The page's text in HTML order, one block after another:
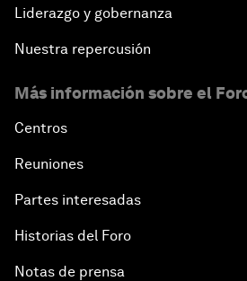
Liderazgo y gobernanza
Nuestra repercusión
Más información sobre el
Centros
Reuniones
Partes interesadas
Historias del Foro
Notas de prensa